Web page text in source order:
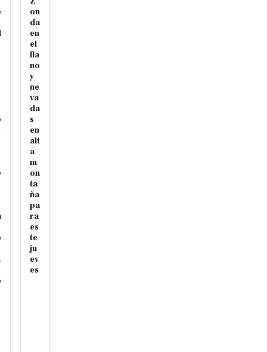
on
da
en
el
lla
no
y
ne
va
da
s
en
alt
a
m
on
ta
ña
pa
ra
es
te
ju
ev
es